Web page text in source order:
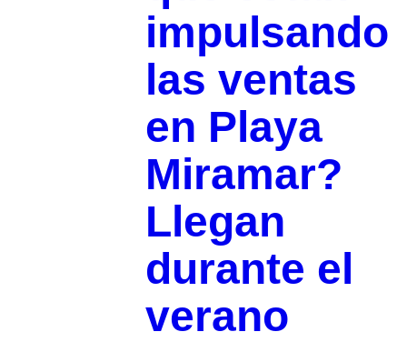
impulsando
las ventas
en Playa
Miramar?
Llegan
durante el
verano